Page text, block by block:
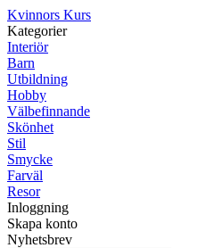
Kvinnors Kurs
Kategorier
Interiör
Barn
Utbildning
Hobby
Välbefinnande
Skönhet
Stil
Smycke
Farväl
Resor
Inloggning
Skapa konto
Nyhetsbrev